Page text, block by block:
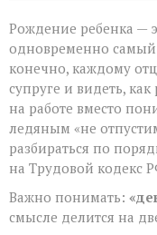
Рождение ребенка —
одновременно
конечно, каждому
супруге и видеть,
на работе вместо
ледяным «не
разбираться по
на Трудовой кодекс
Важно понимать:
смысле делится на